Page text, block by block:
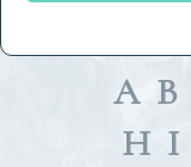
A B
H I